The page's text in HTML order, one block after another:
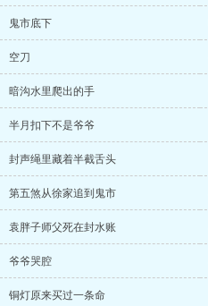
鬼市底下
空刀
暗沟水里爬出的手
半月扣下不是爷爷
封声绳里藏着半截舌头
第五煞从徐家追到鬼市
袁胖子师父死在封水账
爷爷哭腔
铜灯原来买过一条命